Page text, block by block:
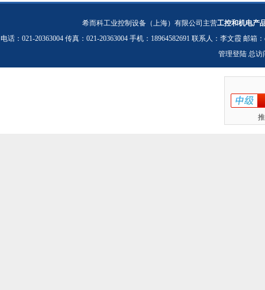
希而科工业控制设备（上海）有限公司主营工控和机电产
电话：021-20363004 传真：021-20363004 手机：18964582691 联系人：李文霞 邮箱：
管理登陆 总访